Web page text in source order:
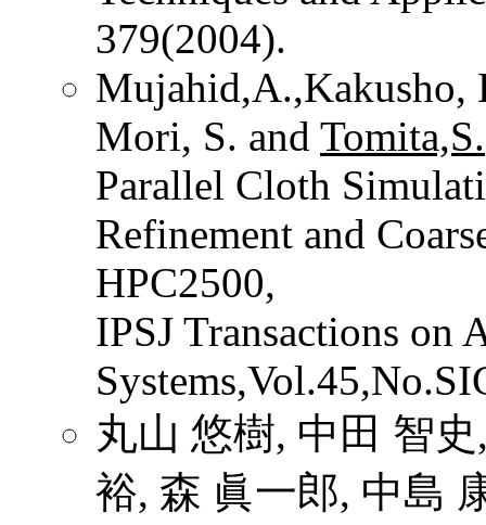
379(2004).
Mujahid,A.,Kakusho,
Mori, S. and Tomita,S.
Parallel Cloth
Refinement and
HPC2500,
IPSJ Transactions on
丸山 悠樹, 中田 智
裕, 森 眞一郎, 中島